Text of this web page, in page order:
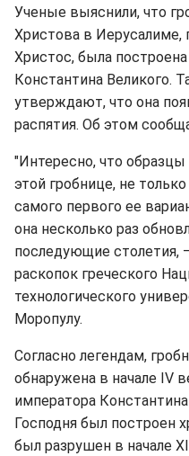
Ученые выяснили, что
Христова в Иерусалиме,
Христос, была
Константина Великого.
утверждают, что она
распятия. Об этом
"Интересно, что
этой гробнице, не
самого первого ее
она несколько раз
последующие столетия,
раскопок греческого
технологического
Моропулу.
Согласно легендам,
обнаружена в начале IV
императора
Господня был построен
был разрушен в начале